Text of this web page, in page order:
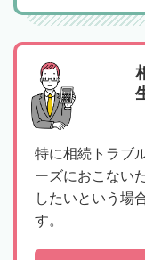
特に相続トラブ
ーズにおこない
したいという場
す。